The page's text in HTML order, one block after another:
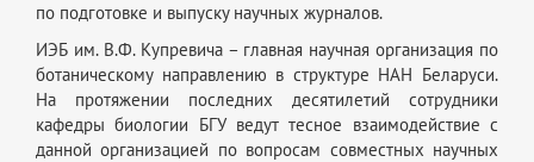
по подготовке и выпуску научных журналов.
ИЭБ им. В.Ф. Купревича – главная научная организация по
ботаническому направлению в структуре НАН Беларуси.
На протяжении последних десятилетий сотрудники
кафедры биологии БГУ ведут тесное взаимодействие с
данной организацией по вопросам совместных научных